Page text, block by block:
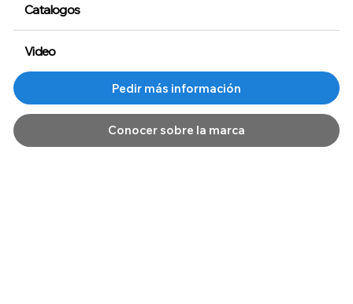
Conocer sobre la marca
Catalogos
Video